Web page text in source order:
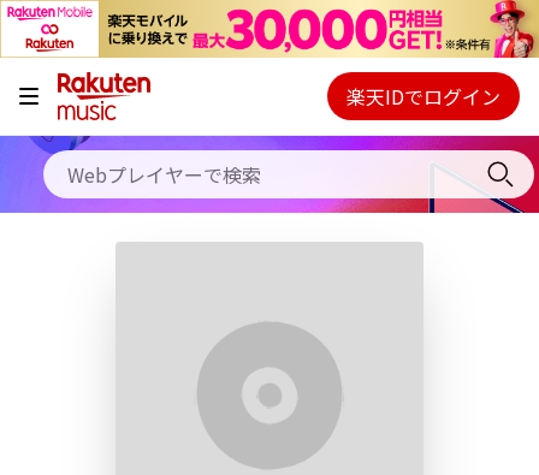
キャンペーン
料金プラン
使い方
Webプレイヤー
ご契約内容の確認・変更
楽天IDでログイン